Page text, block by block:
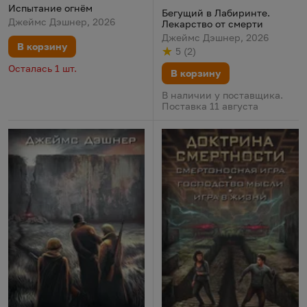
Испытание огнём
Джеймс Дэшнер, 2026
В корзину
Осталась 1 шт.
Бегущий в Лабиринте.
Лекарство от смерти
Джеймс Дэшнер, 2026
Рейтинг
5
из 5 (
по результату
2
голосов)
В корзину
В наличии у поставщика.
Поставка 11 августа